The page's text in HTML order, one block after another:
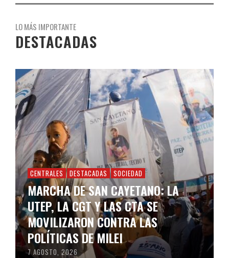
LO MÁS IMPORTANTE
DESTACADAS
CENTRALES DESTACADAS SOCIEDAD
MARCHA DE SAN CAYETANO: LA
UTEP, LA CGT Y LAS CTA SE
MOVILIZARON CONTRA LAS
POLÍTICAS DE MILEI
7 AGOSTO, 2026